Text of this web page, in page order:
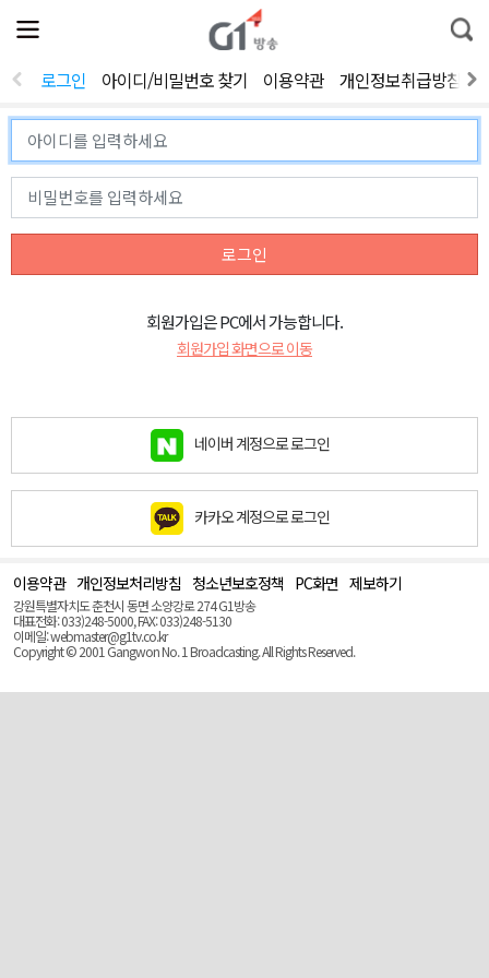
전
체
뉴
열
통
합
색
로그인 아이디/비밀번호 찾기 이용약관 개인정보취급방침
로그인
회원가입은 PC에서 가능합니다.
회원가입 화면으로 이동
네이버 계정으로 로그인
카카오 계정으로 로그인
이용약관 개인정보처리방침 청소년보호정책 PC화면 제보하기
강원특별자치도 춘천시 동면 소양강로 274 G1방송
대표전화: 033)248-5000, FAX: 033)248-5130
이메일: webmaster@g1tv.co.kr
Copyright © 2001 Gangwon No. 1 Broadcasting. All Rights Reserved.